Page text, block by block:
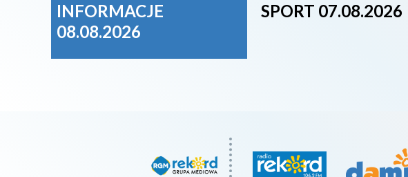
INFORMACJE
08.08.2026
SPORT 07.08.2026